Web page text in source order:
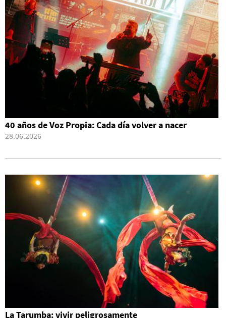
40 años de Voz Propia: Cada día volver a nacer
28.06.2026
La Tarumba: vivir peligrosamente